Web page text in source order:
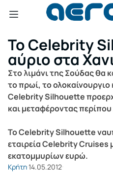
Το Celebrity
αύριο στα
Στο λιμάνι της Σούδας θα
το πρωί, το
Celebrity Silhouette
και μεταφέροντας
Το Celebrity Silhouette
εταιρεία Celebrity Cruises
εκατομμυρίων ευρώ.
Κρήτη14.05.2012